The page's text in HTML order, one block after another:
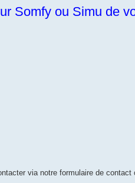
Somfy ou Simu de
via notre formulaire de